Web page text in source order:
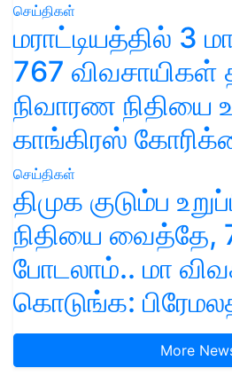
செய்திகள்
மராட்டியத்தில் 3
767
நிவாரண நிதியை
காங்கிரஸ்
செய்திகள்
திமுக குடும்ப
நிதியை வைத்தே,
போடலாம்.. மா
கொடுங்க:
More